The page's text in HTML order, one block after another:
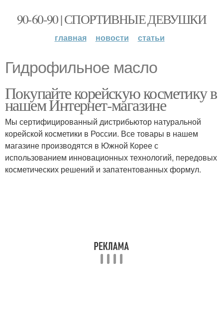
90-60-90 | СПОРТИВНЫЕ ДЕВУШКИ
главная новости статьи
Гидрофильное масло
Покупайте корейскую косметику в
нашем Интернет-магазине
Мы сертифицированный дистрибьютор натуральной
корейской косметики в России. Все товары в нашем
магазине производятся в Южной Корее с
использованием инновационных технологий, передовых
косметических решений и запатентованных формул.